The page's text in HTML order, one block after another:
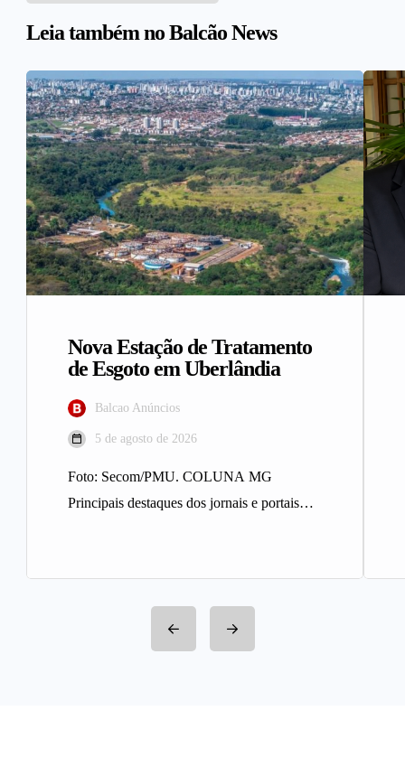
Leia também no Balcão News
Nova Estação de Tratamento
de Esgoto em Uberlândia
Balcao Anúncios
5 de agosto de 2026
Foto: Secom/PMU. COLUNA MG
Principais destaques dos jornais e portais